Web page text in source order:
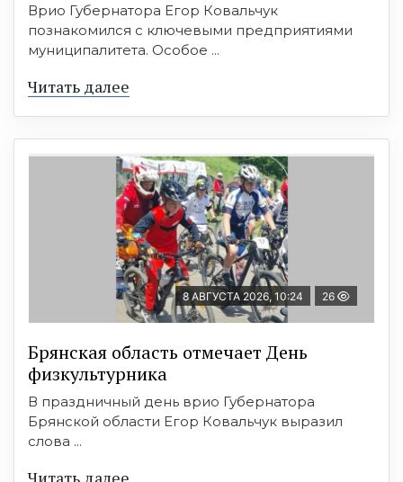
Врио Губернатора Егор Ковальчук
познакомился с ключевыми предприятиями
муниципалитета. Особое ...
Читать далее
8 АВГУСТА 2026, 10:24 26
Брянская область отмечает День
физкультурника
В праздничный день врио Губернатора
Брянской области Егор Ковальчук выразил
слова ...
Читать далее